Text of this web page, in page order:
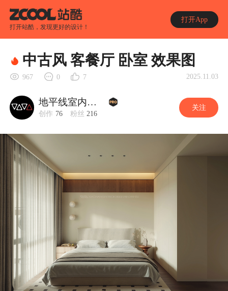
打开站酷，发现更好的设计！
打开App
中古风 客餐厅 卧室 效果图
967 0 7 2025.11.03
地平线室内效果图
创作 76 粉丝 216
关注